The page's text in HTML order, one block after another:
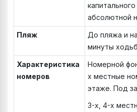
абсолютной
Пляж
До пляжа и
минуты
Характеристика
номеров
Номерной
х местные
этаже. Под
3-х, 4-х